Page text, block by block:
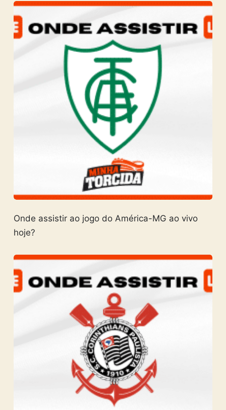
Onde assistir ao jogo do América-MG ao vivo
hoje?